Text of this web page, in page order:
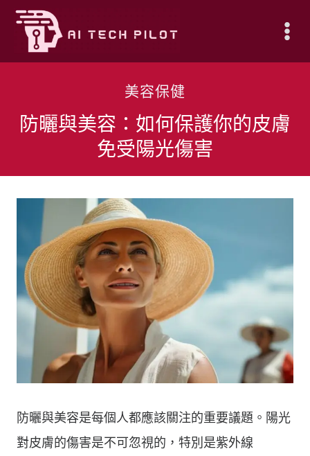
Skip
content
美容保健
防曬與美容：如何保護你的皮膚
免受陽光傷害
防曬與美容是每個人都應該關注的重要議題。陽光
對皮膚的傷害是不可忽視的，特別是紫外線